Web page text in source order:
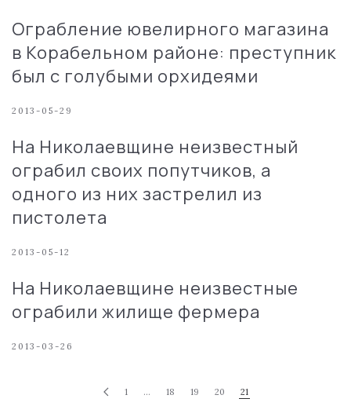
Ограбление ювелирного магазина
в Корабельном районе: преступник
был с голубыми орхидеями
2013-05-29
На Николаевщине неизвестный
ограбил своих попутчиков, а
одного из них застрелил из
пистолета
2013-05-12
На Николаевщине неизвестные
ограбили жилище фермера
2013-03-26
1 … 18 19 20 21